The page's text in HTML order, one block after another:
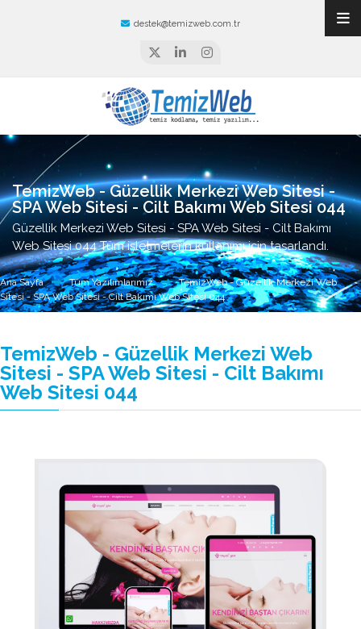
destek@temizweb.com.tr
TemizWeb - Güzellik Merkezi Web Sitesi -
SPA Web Sitesi - Cilt Bakımı Web Sitesi 044
Güzellik Merkezi Web Sitesi - SPA Web Sitesi - Cilt Bakımı
Web Sitesi 044 Tüm işletmelerin kullanımı için tasarlandı.
Ana Sayfa Tüm Yazılımlarımız
TemizWeb - Güzellik Merkezi Web
Sitesi - SPA Web Sitesi - Cilt Bakımı Web Sitesi 044
TemizWeb - Güzellik Merkezi Web
Sitesi - SPA Web Sitesi - Cilt Bakımı
Web Sitesi 044